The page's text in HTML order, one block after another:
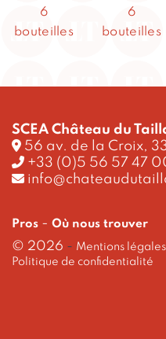
6
bouteilles
6
bouteilles
SCEA Château du
56 av. de la Croix,
+33 (0)5 56 57 47
Pros - Où nous trouver
© 2026 - Mentions légales
Politique de confidentialité